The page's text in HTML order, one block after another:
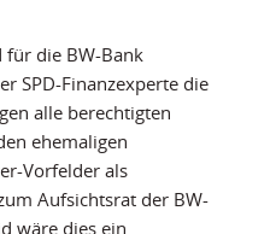
die BW-Bank
SPD-Finanzexperte die
alle berechtigten
ehemaligen
Vorfelder als
Aufsichtsrat der BW-
wäre dies ein